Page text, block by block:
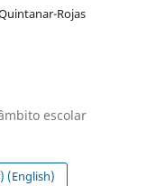
Rojas
escolar
(English)